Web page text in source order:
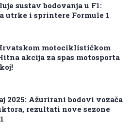
sustav bodovanja u F1:
utrke i sprintere Formule 1
motociklističkom
akcija za spas motosporta
2025: Ažurirani bodovi vozača
rezultati nove sezone